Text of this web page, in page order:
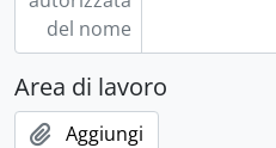
del nome
Area di lavoro
Aggiungi